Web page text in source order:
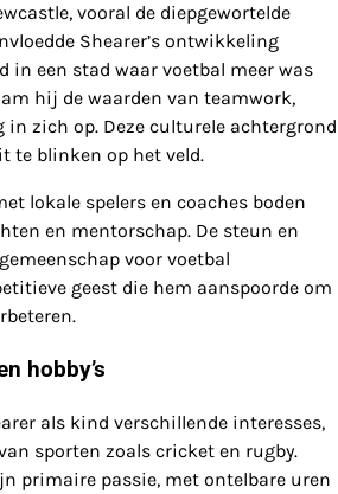
vooral de diepgewortelde
Shearer’s ontwikkeling
in een stad waar voetbal meer was
hij de waarden van teamwork,
zich op. Deze culturele achtergrond
te blinken op het veld.
lokale spelers en coaches boden
en mentorschap. De steun en
voor voetbal
geest die hem aanspoorde om
hobby’s
als kind verschillende interesses,
sporten zoals cricket en rugby.
primaire passie, met ontelbare uren